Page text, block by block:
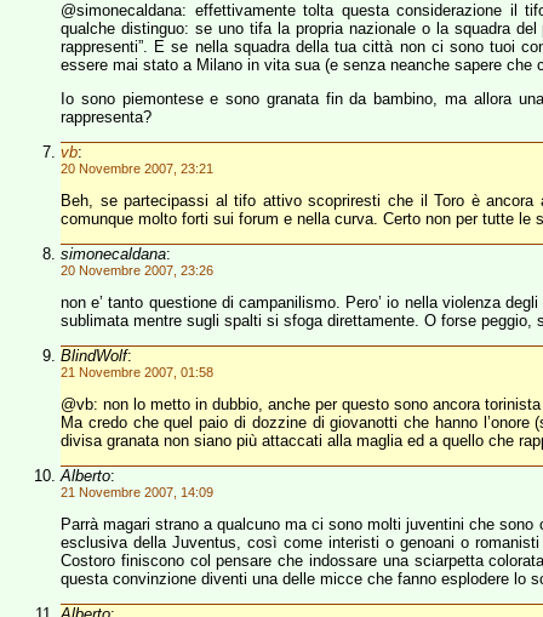
@simonecaldana: effettivamente tolta questa considerazione il
qualche distinguo: se uno tifa la propria nazionale o la squadra
rappresenti”. E se nella squadra della tua città non ci sono tuoi
essere mai stato a Milano in vita sua (e senza neanche sapere
Io sono piemontese e sono granata fin da bambino, ma allora
rappresenta?
vb:
20 Novembre 2007, 23:21
Beh, se partecipassi al tifo attivo scopriresti che il Toro è
comunque molto forti sui forum e nella curva. Certo non per tutte le
simonecaldana:
20 Novembre 2007, 23:26
non e’ tanto questione di campanilismo. Pero’ io nella violenza
sublimata mentre sugli spalti si sfoga direttamente. O forse peggio,
BlindWolf:
21 Novembre 2007, 01:58
@vb: non lo metto in dubbio, anche per questo sono ancora
Ma credo che quel paio di dozzine di giovanotti che hanno l’onore
divisa granata non siano più attaccati alla maglia ed a quello che
Alberto:
21 Novembre 2007, 14:09
Parrà magari strano a qualcuno ma ci sono molti juventini che
esclusiva della Juventus, così come interisti o genoani o
Costoro finiscono col pensare che indossare una sciarpetta
questa convinzione diventi una delle micce che fanno esplodere lo